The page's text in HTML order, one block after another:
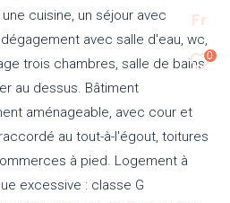
Fr
0
cuisine, un séjour avec
avec salle d'eau, wc,
trois chambres, salle de bains
au dessus. Bâtiment
aménageable, avec cour et
au tout-à-l'égout, toitures
à pied. Logement à
excessive : classe G